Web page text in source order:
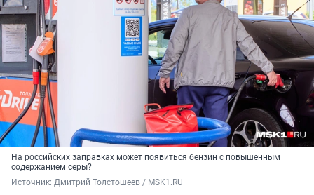
На российских заправках может появиться бензин с повышенным
содержанием серы?
Источник: Дмитрий Толстошеев / MSK1.RU